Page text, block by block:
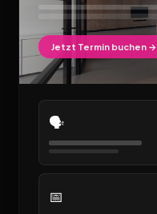
Jetzt Termin buchen →
🗣️
📅